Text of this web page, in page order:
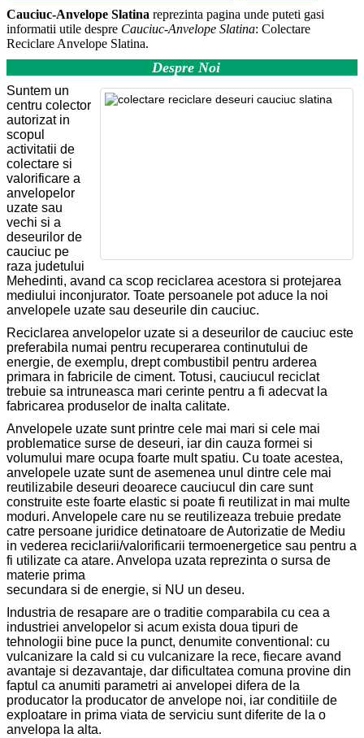
Cauciuc-Anvelope Slatina reprezinta pagina unde puteti gasi
informatii utile despre Cauciuc-Anvelope Slatina: Colectare
Reciclare Anvelope Slatina.
Despre Noi
Suntem un
centru colector
autorizat in
scopul
activitatii de
colectare si
valorificare a
anvelopelor
uzate sau
vechi si a
deseurilor de
cauciuc pe
raza judetului
Mehedinti, avand ca scop reciclarea acestora si protejarea
mediului inconjurator. Toate persoanele pot aduce la noi
anvelopele uzate sau deseurile din cauciuc.
Reciclarea anvelopelor uzate si a deseurilor de cauciuc este
preferabila numai pentru recuperarea continutului de
energie, de exemplu, drept combustibil pentru arderea
primara in fabricile de ciment. Totusi, cauciucul reciclat
trebuie sa intruneasca mari cerinte pentru a fi adecvat la
fabricarea produselor de inalta calitate.
Anvelopele uzate sunt printre cele mai mari si cele mai
problematice surse de deseuri, iar din cauza formei si
volumului mare ocupa foarte mult spatiu. Cu toate acestea,
anvelopele uzate sunt de asemenea unul dintre cele mai
reutilizabile deseuri deoarece cauciucul din care sunt
construite este foarte elastic si poate fi reutilizat in mai multe
moduri. Anvelopele care nu se reutilizeaza trebuie predate
catre persoane juridice detinatoare de Autorizatie de Mediu
in vederea reciclarii/valorificarii termoenergetice sau pentru a
fi utilizate ca atare. Anvelopa uzata reprezinta o sursa de
materie prima
secundara si de energie, si NU un deseu.
Industria de resapare are o traditie comparabila cu cea a
industriei anvelopelor si acum exista doua tipuri de
tehnologii bine puce la punct, denumite conventional: cu
vulcanizare la cald si cu vulcanizare la rece, fiecare avand
avantaje si dezavantaje, dar dificultatea comuna provine din
faptul ca anumiti parametri ai anvelopei difera de la
producator la producator de anvelope noi, iar conditiile de
exploatare in prima viata de serviciu sunt diferite de la o
anvelopa la alta.